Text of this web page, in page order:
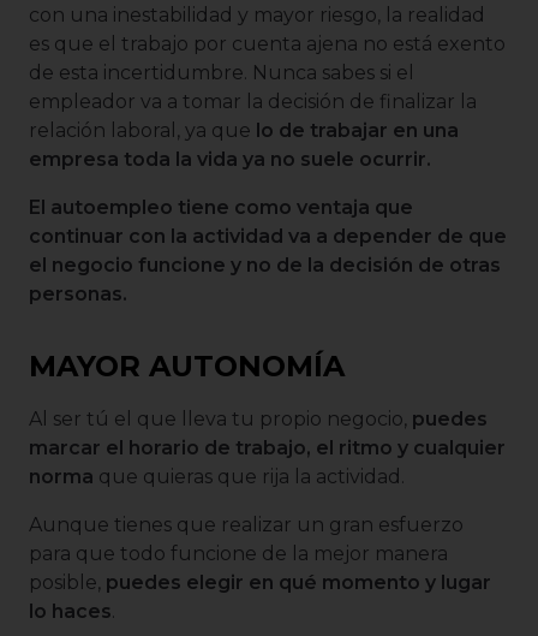
con una inestabilidad y mayor riesgo, la realidad
es que el trabajo por cuenta ajena no está exento
de esta incertidumbre. Nunca sabes si el
empleador va a tomar la decisión de finalizar la
relación laboral, ya que lo de trabajar en una
empresa toda la vida ya no suele ocurrir.
El autoempleo tiene como ventaja que
continuar con la actividad va a depender de que
el negocio funcione y no de la decisión de otras
personas.
MAYOR AUTONOMÍA
Al ser tú el que lleva tu propio negocio, puedes
marcar el horario de trabajo, el ritmo y cualquier
norma que quieras que rija la actividad.
Aunque tienes que realizar un gran esfuerzo
para que todo funcione de la mejor manera
posible, puedes elegir en qué momento y lugar
lo haces.